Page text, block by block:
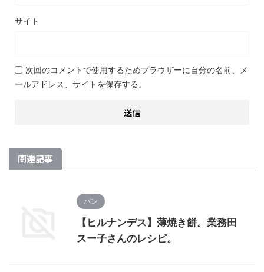
サイト
次回のコメントで使用するためブラウザーに自分の名前、メ
ールアドレス、サイトを保存する。
関連記事
パン
【ヒルナンデス】薄焼き餅。業務田
スー子さんのレシピ。